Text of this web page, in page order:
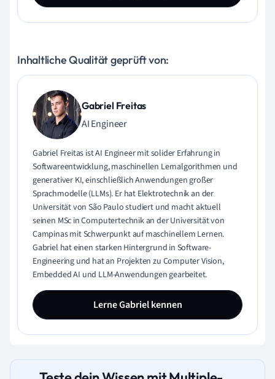
Inhaltliche Qualität geprüft von:
Gabriel Freitas
AI Engineer
Gabriel Freitas ist AI Engineer mit solider Erfahrung in
Softwareentwicklung, maschinellen Lernalgorithmen und
generativer KI, einschließlich Anwendungen großer
Sprachmodelle (LLMs). Er hat Elektrotechnik an der
Universität von São Paulo studiert und macht aktuell
seinen MSc in Computertechnik an der Universität von
Campinas mit Schwerpunkt auf maschinellem Lernen.
Gabriel hat einen starken Hintergrund in Software-
Engineering und hat an Projekten zu Computer Vision,
Embedded AI und LLM-Anwendungen gearbeitet.
Lerne Gabriel kennen